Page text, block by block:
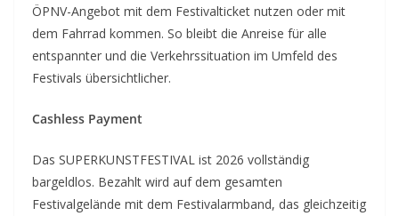
ÖPNV-Angebot mit dem Festivalticket nutzen oder mit
dem Fahrrad kommen. So bleibt die Anreise für alle
entspannter und die Verkehrssituation im Umfeld des
Festivals übersichtlicher.
Cashless Payment
Das SUPERKUNSTFESTIVAL ist 2026 vollständig
bargeldlos. Bezahlt wird auf dem gesamten
Festivalgelände mit dem Festivalarmband, das gleichzeitig